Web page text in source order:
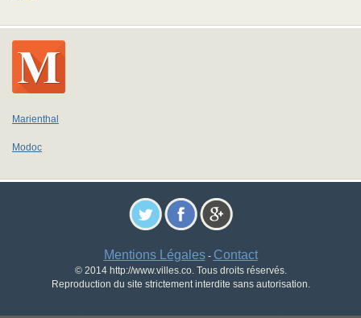
Marienthal
Modoc
Mentions Légales- Contact
© 2014 http://www.villes.co. Tous droits réservés.
Reproduction du site strictement interdite sans autorisation.